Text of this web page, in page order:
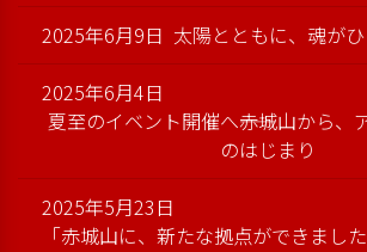
2025年6月9日 太陽とともに、魂がひ
2025年6月4日
夏至のイベント開催へ――赤城山から、
のはじまり
2025年5月23日
「赤城山に、新たな拠点ができました